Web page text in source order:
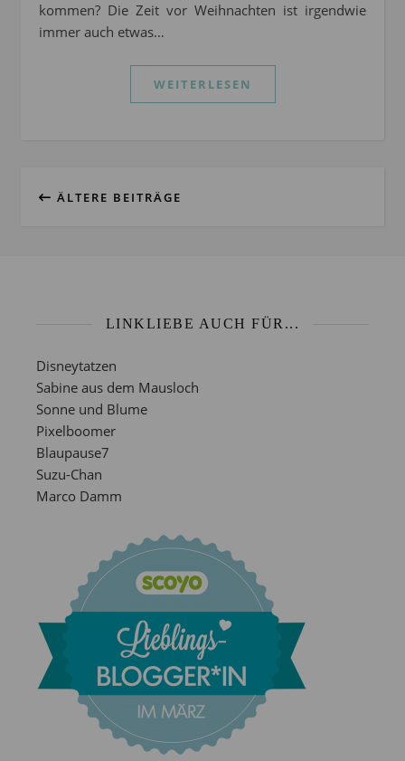
kommen? Die Zeit vor Weihnachten ist irgendwie
immer auch etwas…
WEITERLESEN
ÄLTERE BEITRÄGE
LINKLIEBE AUCH FÜR...
Disneytatzen
Sabine aus dem Mausloch
Sonne und Blume
Pixelboomer
Blaupause7
Suzu-Chan
Marco Damm